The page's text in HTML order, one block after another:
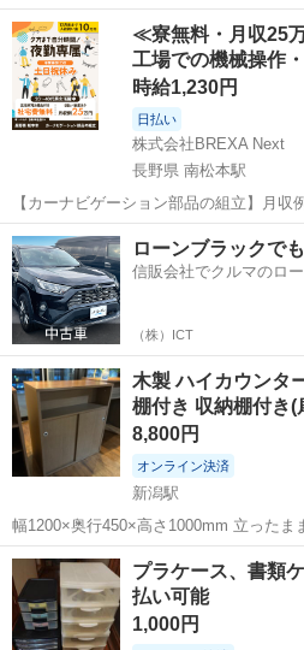
クヨ ガラス戸付キャビネット になりま
行45㎝ 高さ105㎝ 中古品ですので状態をよくご確認の上、ご購入くだ
さ...
新潟 上越市 オフィス用家具
≪寮無料・月収25
工場での機械操作
時給1,230円
日払い
株式会社BREXA Next
長野県 南松本駅
【カーナビゲーション部品の組立】月収
円！／うれしい土日祝休み★年間休日
OK！ 人気の工場のお仕事 ◇カーナビゲーション部品の組立◇ ■ 業務
内容 車載用カーナビゲ...
長野 松本市 南松本駅 その他
ローンブラックで
信販会社でクルマのロ
（株）ICT
木製 ハイカウンタ
棚付き 収納棚付き
8,800円
オンライン決済
新潟駅
幅1200×奥行450×高さ1000mm 立ったままサッと接客ができるハイカ
ウンターです。執務側に扉付きの収納付
て使うことが出来ます。 2つあります。 まとめて購入してくださる
方、 2つで35,...
新潟 新潟市 オフィス
プラケース、書類
払い可能
1,000円